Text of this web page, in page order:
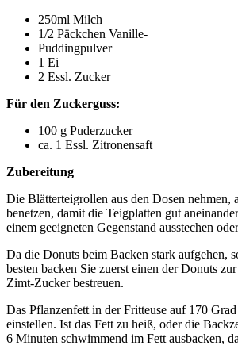
250ml Milch
1/2 Päckchen Vanille-
Puddingpulver
1 Ei
2 Essl. Zucker
Für den Zuckerguss:
100 g Puderzucker
ca. 1 Essl. Zitronensaft
Zubereitung
Die Blätterteigrollen aus den Dosen nehmen,
benetzen, damit die Teigplatten gut
einem geeigneten Gegenstand ausstechen
Da die Donuts beim Backen stark aufgehen,
besten backen Sie zuerst einen der Donuts
Zimt-Zucker bestreuen.
Das Pflanzenfett in der Fritteuse auf 170
einstellen. Ist das Fett zu heiß, oder die
6 Minuten schwimmend im Fett ausbacken,